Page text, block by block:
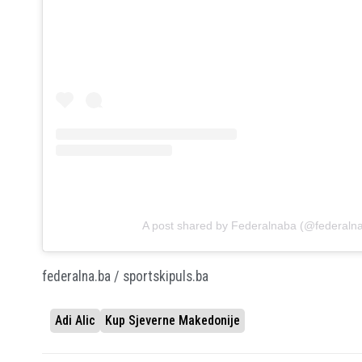
A post shared by Federalnaba
federalna.ba / sportskipuls.ba
Adi Alic Kup Sjeverne Makedonije